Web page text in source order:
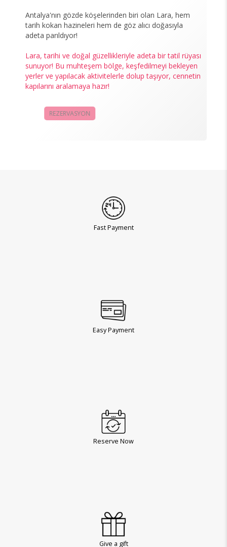
Antalya'nın gözde köşelerinden biri olan Lara, hem
tarih kokan hazineleri hem de göz alıcı doğasıyla
adeta parıldıyor!
Lara, tarihi ve doğal güzellikleriyle adeta bir tatil rüyası
sunuyor! Bu muhteşem bölge, keşfedilmeyi bekleyen
yerler ve yapılacak aktivitelerle dolup taşıyor, cennetin
kapılarını aralamaya hazır!
REZERVASYON
Fast Payment
Easy Payment
Reserve Now
Give a gift